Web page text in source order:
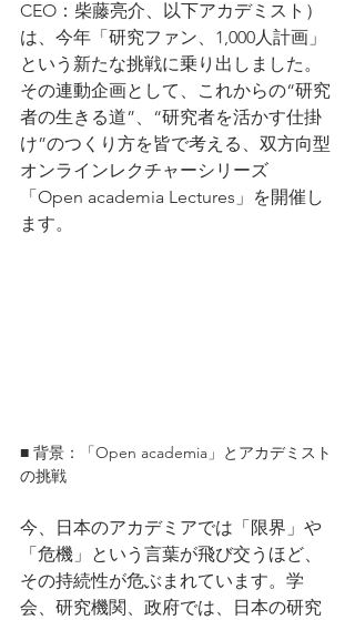
CEO：柴藤亮介、以下アカデミスト）
は、今年「研究ファン、1,000人計画」
という新たな挑戦に乗り出しました。
その連動企画として、これからの“研究
者の生きる道”、“研究者を活かす仕掛
け”のつくり方を皆で考える、双方向型
オンラインレクチャーシリーズ
「Open academia Lectures」を開催し
ます。
■ 背景：「Open academia」とアカデミスト
の挑戦
今、日本のアカデミアでは「限界」や
「危機」という言葉が飛び交うほど、
その持続性が危ぶまれています。学
会、研究機関、政府では、日本の研究